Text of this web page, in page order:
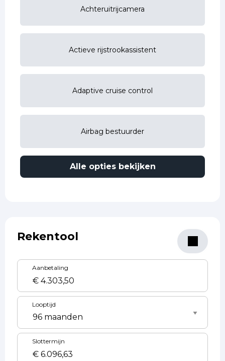
Achteruitrijcamera
Actieve rijstrookassistent
Adaptive cruise control
Airbag bestuurder
Alle opties bekijken
Rekentool
Aanbetaling
Looptijd
Slottermijn